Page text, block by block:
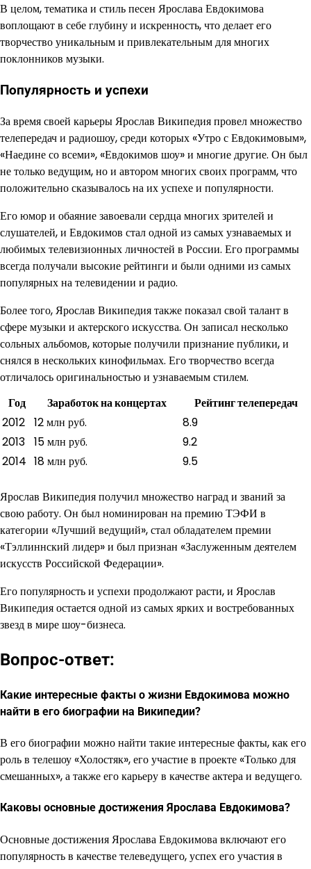
В целом, тематика и стиль песен Ярослава Евдокимова
воплощают в себе глубину и искренность, что делает его
творчество уникальным и привлекательным для многих
поклонников музыки.
Популярность и успехи
За время своей карьеры Ярослав Википедия провел множество
телепередач и радиошоу, среди которых «Утро с Евдокимовым»,
«Наедине со всеми», «Евдокимов шоу» и многие другие. Он был
не только ведущим, но и автором многих своих программ, что
положительно сказывалось на их успехе и популярности.
Его юмор и обаяние завоевали сердца многих зрителей и
слушателей, и Евдокимов стал одной из самых узнаваемых и
любимых телевизионных личностей в России. Его программы
всегда получали высокие рейтинги и были одними из самых
популярных на телевидении и радио.
Более того, Ярослав Википедия также показал свой талант в
сфере музыки и актерского искусства. Он записал несколько
сольных альбомов, которые получили признание публики, и
снялся в нескольких кинофильмах. Его творчество всегда
отличалось оригинальностью и узнаваемым стилем.
Год
Заработок на концертах
Рейтинг телепередач
2012 12 млн руб.
8.9
2013 15 млн руб.
9.2
2014 18 млн руб. 9.5
Ярослав Википедия получил множество наград и званий за
свою работу. Он был номинирован на премию ТЭФИ в
категории «Лучший ведущий», стал обладателем премии
«Тэллиннский лидер» и был признан «Заслуженным деятелем
искусств Российской Федерации».
Его популярность и успехи продолжают расти, и Ярослав
Википедия остается одной из самых ярких и востребованных
звезд в мире шоу-бизнеса.
Вопрос-ответ:
Какие интересные факты о жизни Евдокимова можно
найти в его биографии на Википедии?
В его биографии можно найти такие интересные факты, как его
роль в телешоу «Холостяк», его участие в проекте «Только для
смешанных», а также его карьеру в качестве актера и ведущего.
Каковы основные достижения Ярослава Евдокимова?
Основные достижения Ярослава Евдокимова включают его
популярность в качестве телеведущего, успех его участия в